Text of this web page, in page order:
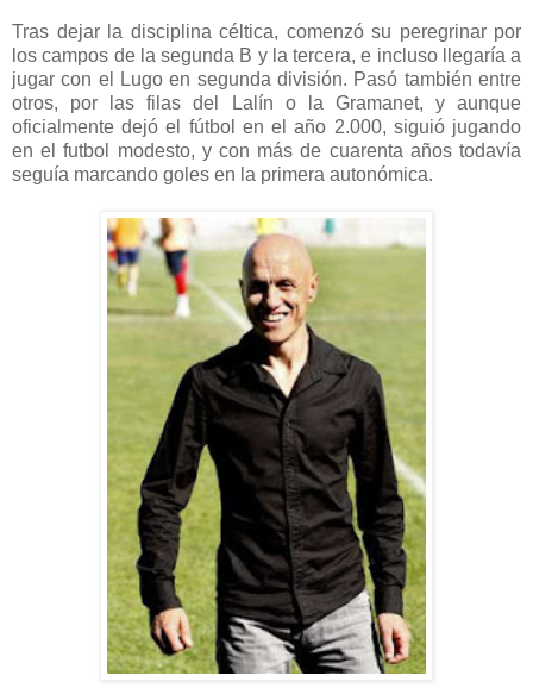
Tras dejar la disciplina céltica, comenzó su peregrinar por
los campos de la segunda B y la tercera, e incluso llegaría a
jugar con el Lugo en segunda división. Pasó también entre
otros, por las filas del Lalín o la Gramanet, y aunque
oficialmente dejó el fútbol en el año 2.000, siguió jugando
en el futbol modesto, y con más de cuarenta años todavía
seguía marcando goles en la primera autonómica.